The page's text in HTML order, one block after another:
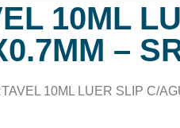
10ML
–
10ML LUER SLIP C/